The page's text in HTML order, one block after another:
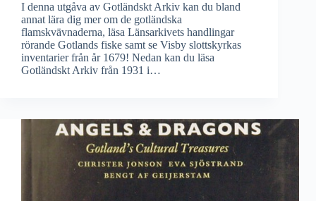
I denna utgåva av Gotländskt Arkiv kan du bland
annat lära dig mer om de gotländska
flamskvävnaderna, läsa Länsarkivets handlingar
rörande Gotlands fiske samt se Visby slottskyrkas
inventarier från år 1679! Nedan kan du läsa
Gotländskt Arkiv från 1931 i…